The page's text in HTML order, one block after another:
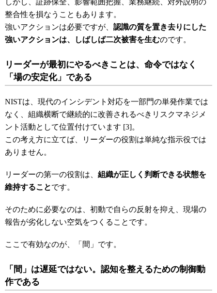
しかし、証跡保全、影響範囲把握、業務継続、対外説明の
整合性を損なうこともあります。
強いアクションは必要ですが、 認識の質を置き去りにした
強いアクションは、しばしば二次被害を生むのです。
リーダーが最初にやるべきことは、命令ではなく
「場の安定化」である
NISTは、現代のインシデント対応を一部門の単発作業では
なく、組織横断で継続的に改善されるべきリスクマネジメ
ント活動として位置付けています [3]。
この考え方に立てば、リーダーの役割は単純な指示役では
ありません。
リーダーの第一の役割は、 組織が正しく判断できる状態を
維持することです。
そのために必要なのは、初動で自らの反射を抑え、現場の
報告が劣化しない空気をつくることです。
ここで有効なのが、「間」です。
「間」は遅延ではない。認知を整えるための制御動
作である